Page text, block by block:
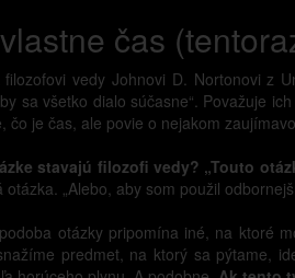
čas
vedy Johnovi D. Nortonovi z
sa všetko dialo súčasne“. Považuje
čo je čas, ale povie o nejakom
stavajú filozofi vedy? „Touto
otázka. „Alebo, aby som použil
otázky pripomína iné, na ktoré
predmet, na ktorý sa pýtame,